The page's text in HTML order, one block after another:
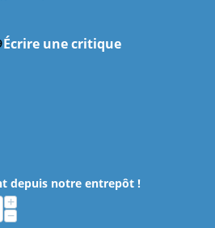
Écrire une critique
depuis notre entrepôt !
+
−